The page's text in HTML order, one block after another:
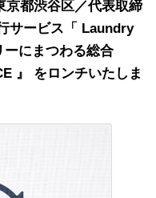
都渋谷区／代表取締
サービス「 Laundry
ーにまつわる総合
』 をロンチいたしま